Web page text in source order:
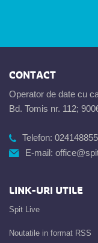
CONTACT
Operator de date cu
Bd. Tomis nr. 112;
Telefon:
E-mail:
LINK-URI UTILE
Spit Live
Noutatile in format RSS